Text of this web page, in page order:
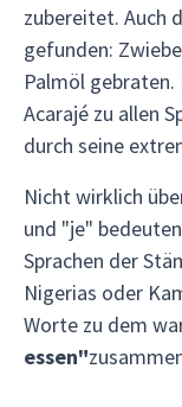
zubereitet. Auch
gefunden:
Palmöl
Acarajé zu allen
durch seine
Nicht wirklich
und "je"
Sprachen der
Nigerias oder
Worte zu dem
essen"